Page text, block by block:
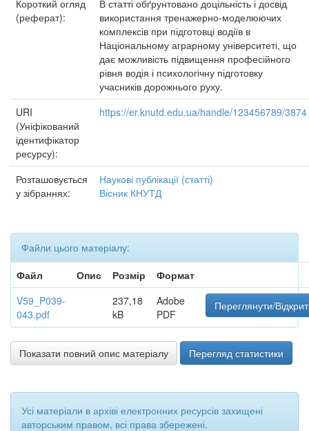
Короткий огляд
(реферат):
В статті обґрунтовано доцільність і досвід
використання тренажерно-моделюючих
комплексів при підготовці водіїв в
Національному аграрному університеті, що
дає можливість підвищення професійного
рівня водія і психологічну підготовку
учасників дорожнього руху.
URI
(Уніфікований
ідентифікатор
ресурсу):
https://er.knutd.edu.ua/handle/123456789/3874
Розташовується
у зібраннях:
Наукові публікації (статті)
Вісник КНУТД
Файли цього матеріалу:
Файл
Опис Розмір
Формат
V59_P039-
043.pdf
237,18
kB
Adobe
PDF
Переглянути/
Показати повний опис матеріалу Перегляд статистики
Усі матеріали в архіві електронних ресурсів захищені
авторським правом, всі права збережені.